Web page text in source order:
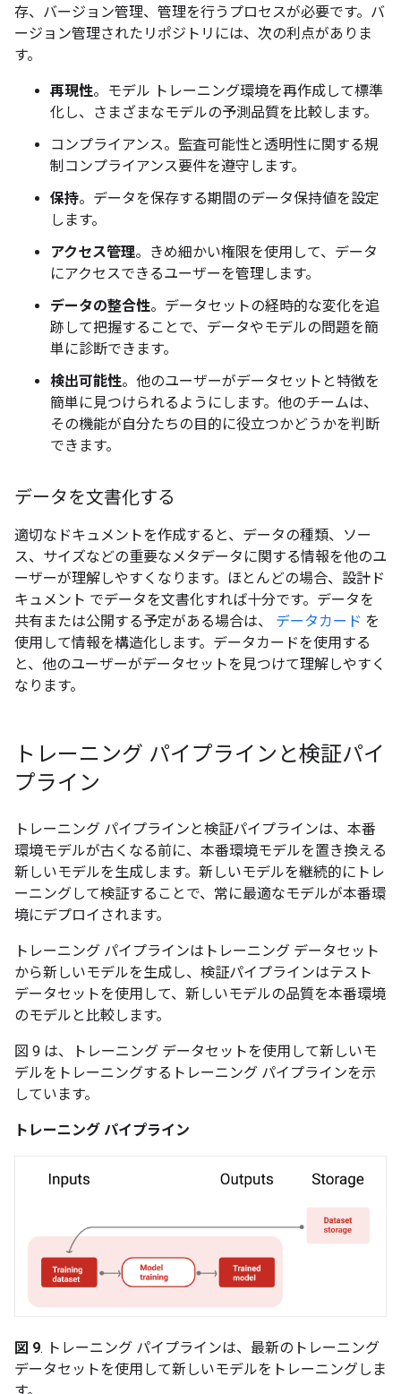
存、バージョン管理、管理を行うプロセスが必要です。バ
ージョン管理されたリポジトリには、次の利点がありま
す。
再現性。モデル トレーニング環境を再作成して標準
化し、さまざまなモデルの予測品質を比較します。
コンプライアンス。監査可能性と透明性に関する規
制コンプライアンス要件を遵守します。
保持。データを保存する期間のデータ保持値を設定
します。
アクセス管理。きめ細かい権限を使用して、データ
にアクセスできるユーザーを管理します。
データの整合性。データセットの経時的な変化を追
跡して把握することで、データやモデルの問題を簡
単に診断できます。
検出可能性。他のユーザーがデータセットと特徴を
簡単に見つけられるようにします。他のチームは、
その機能が自分たちの目的に役立つかどうかを判断
できます。
データを文書化する
適切なドキュメントを作成すると、データの種類、ソー
ス、サイズなどの重要なメタデータに関する情報を他のユ
ーザーが理解しやすくなります。ほとんどの場合、設計ド
キュメント でデータを文書化すれば十分です。データを
共有または公開する予定がある場合は、 データカード を
使用して情報を構造化します。データカードを使用する
と、他のユーザーがデータセットを見つけて理解しやすく
なります。
トレーニング パイプラインと検証パイ
プライン
トレーニング パイプラインと検証パイプラインは、本番
環境モデルが古くなる前に、本番環境モデルを置き換える
新しいモデルを生成します。新しいモデルを継続的にトレ
ーニングして検証することで、常に最適なモデルが本番環
境にデプロイされます。
トレーニング パイプラインはトレーニング データセット
から新しいモデルを生成し、検証パイプラインはテスト
データセットを使用して、新しいモデルの品質を本番環境
のモデルと比較します。
図 9 は、トレーニング データセットを使用して新しいモ
デルをトレーニングするトレーニング パイプラインを示
しています。
トレーニング パイプライン
図 9. トレーニング パイプラインは、最新のトレーニング
データセットを使用して新しいモデルをトレーニングしま
す。